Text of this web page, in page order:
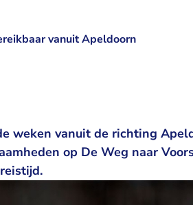
vanuit Apeldoorn
weken vanuit de richting
op De Weg naar